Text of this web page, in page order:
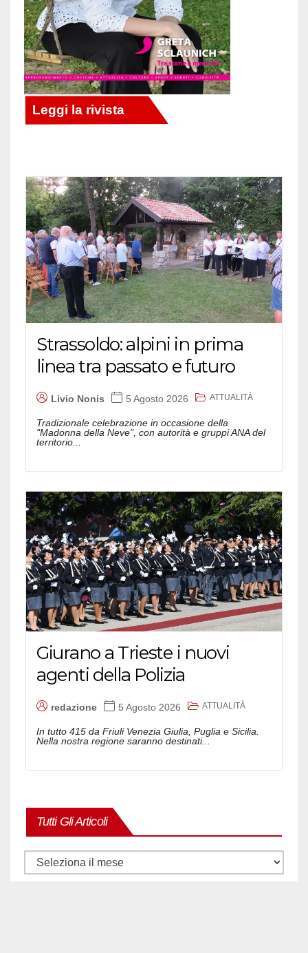
Strassoldo: alpini in prima
linea tra passato e futuro
Livio Nonis 5 Agosto 2026 ATTUALITÀ
Tradizionale celebrazione in occasione della
"Madonna della Neve", con autorità e gruppi ANA del
territorio...
Giurano a Trieste i nuovi
agenti della Polizia
redazione 5 Agosto 2026 ATTUALITÀ
In tutto 415 da Friuli Venezia Giulia, Puglia e Sicilia.
Nella nostra regione saranno destinati...
Tutti Gli Articoli
Tutti